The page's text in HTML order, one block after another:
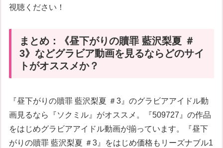
視聴ください！
まとめ：《昼下がりの贖罪 藍沢梨夏 ＃
3》などグラビア動画を見るならどのサイ
トがオススメか？
『昼下がりの贖罪 藍沢梨夏 ＃3』のグラビアアイドル動
画見るなら『ソクミル』がオススメ。『509727』の作品
をはじめグラビアアイドル動画が揃っています。『昼下
がりの贖罪 藍沢梨夏 ＃3』をはじめ価格もリーズナブル1